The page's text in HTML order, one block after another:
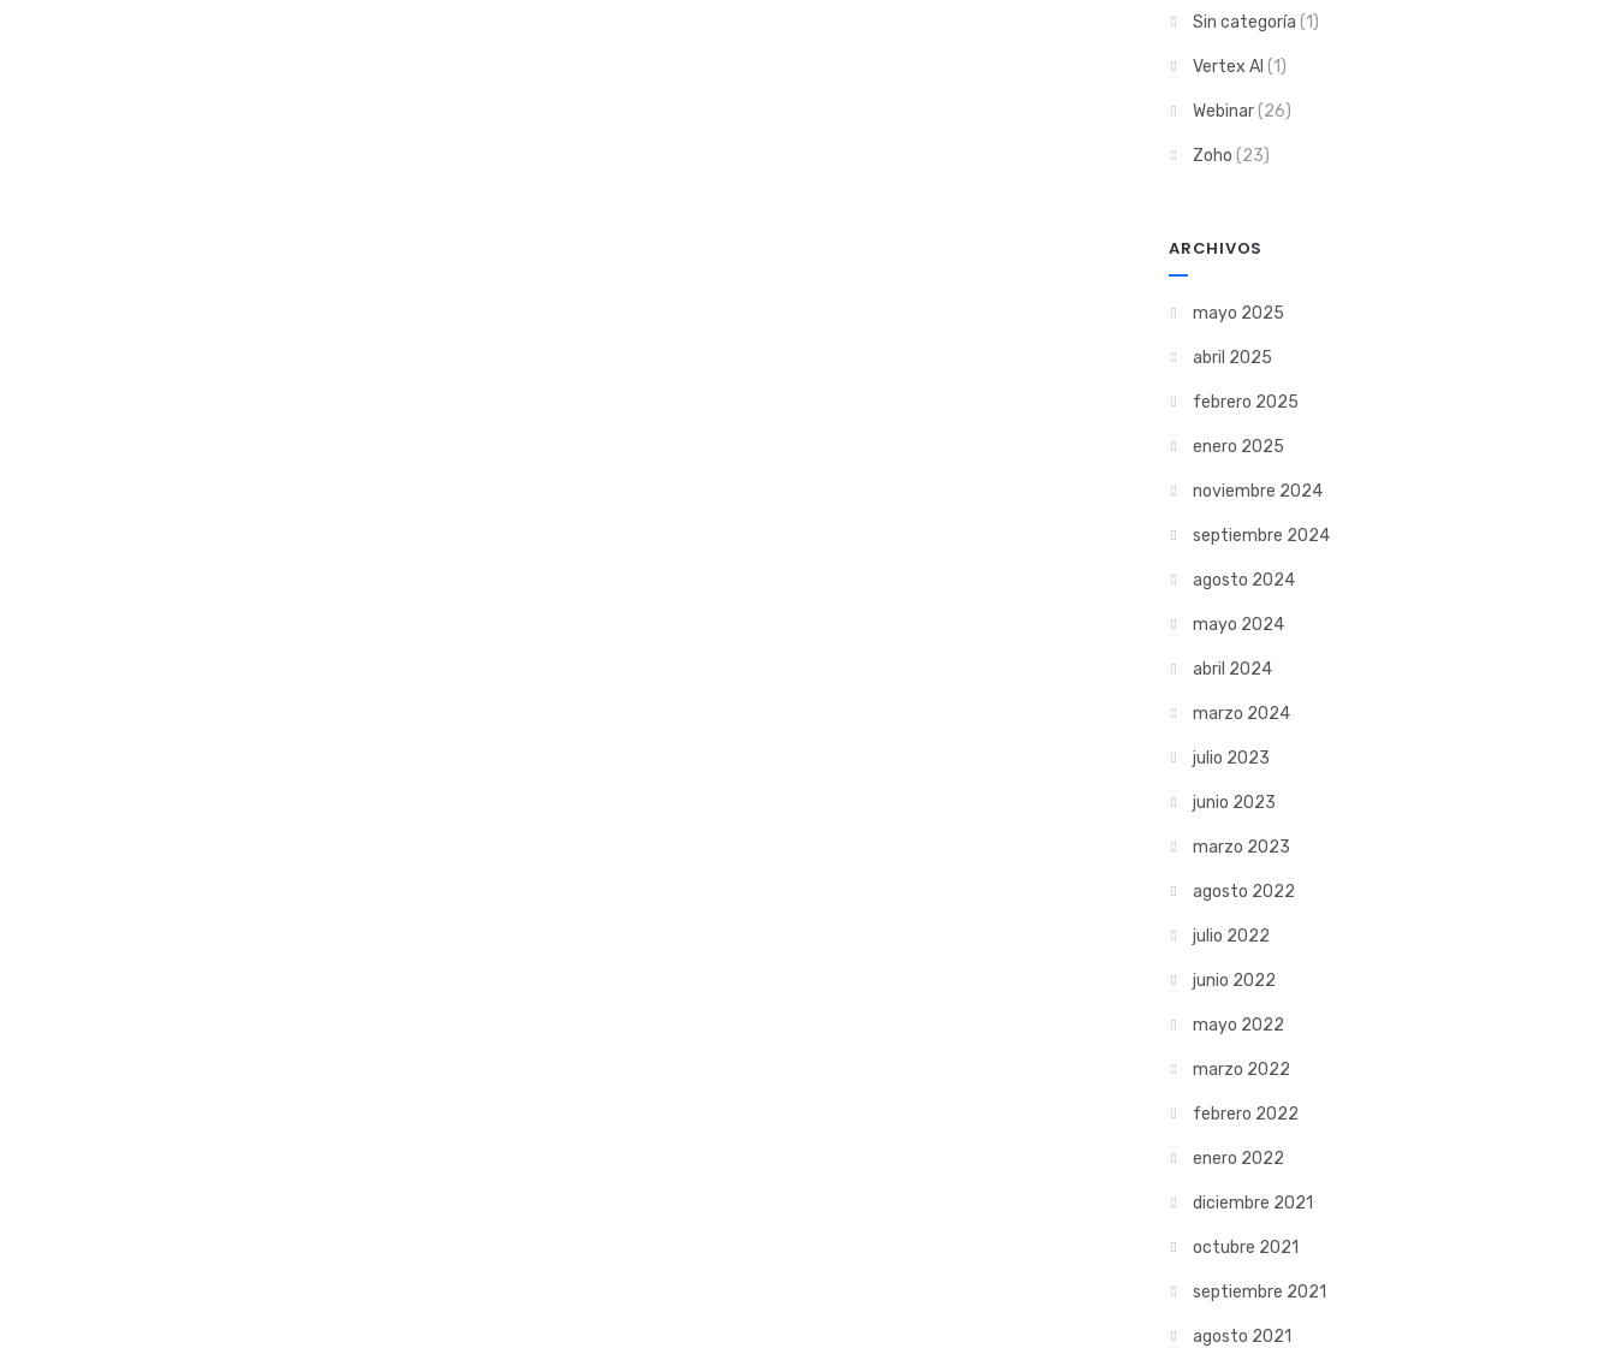
Sin categoría (1)
Vertex AI (1)
Webinar(26)
Zoho (23)
ARCHIVOS
mayo 2025
abril 2025
febrero 2025
enero 2025
noviembre 2024
septiembre 2024
agosto 2024
mayo 2024
abril 2024
marzo 2024
julio 2023
junio 2023
marzo 2023
agosto 2022
julio 2022
junio 2022
mayo 2022
marzo 2022
febrero 2022
enero 2022
diciembre 2021
octubre 2021
septiembre 2021
agosto 2021